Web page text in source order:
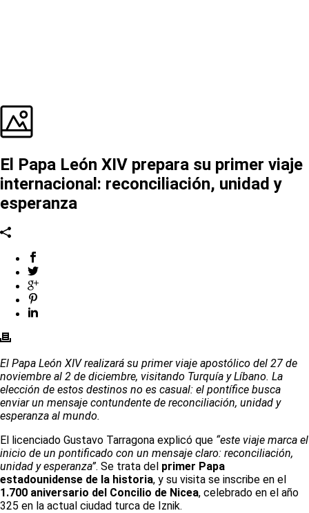
El Papa León XIV prepara su primer viaje
internacional: reconciliación, unidad y
esperanza
El Papa León XIV realizará su primer viaje apostólico del 27 de
noviembre al 2 de diciembre, visitando Turquía y Líbano. La
elección de estos destinos no es casual: el pontífice busca
enviar un mensaje contundente de reconciliación, unidad y
esperanza al mundo.
El licenciado Gustavo Tarragona explicó que “este viaje marca el
inicio de un pontificado con un mensaje claro: reconciliación,
unidad y esperanza”. Se trata del primer Papa
estadounidense de la historia, y su visita se inscribe en el
1.700 aniversario del Concilio de Nicea, celebrado en el año
325 en la actual ciudad turca de Iznik.